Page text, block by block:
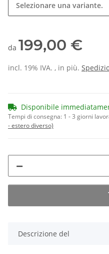
Selezionare una variante.
da 199,00 €
incl. 19% IVA. , in più.
Disponibile
Tempi di consegna: 1 - 3 giorni
- estero diverso)
Descrizione del